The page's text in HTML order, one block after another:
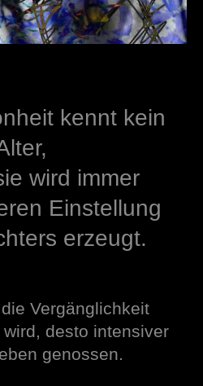
kennt kein
wird immer
Einstellung
erzeugt.
Vergänglichkeit
desto intensiver
genossen.